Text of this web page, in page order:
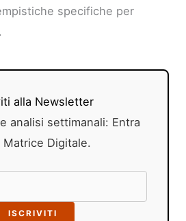
specifiche per
alla Newsletter
analisi settimanali: Entra
Matrice Digitale.
ISCRIVITI